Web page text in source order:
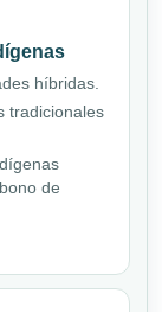
híbridas.
tradicionales
de